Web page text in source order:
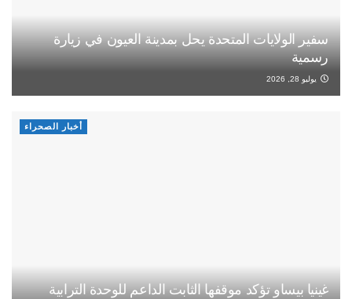
سفير الولايات المتحدة يحل بمدينة العيون في زيارة
رسمية
يوليو 28, 2026
أخبار الصحراء
غينيا بيساو تؤكد موقفها الثابت الداعم للوحدة الترابية